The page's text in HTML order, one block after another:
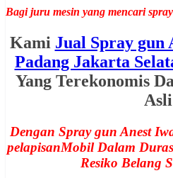
Bagi juru mesin yang mencari
Kami Jual Spray gun
Padang Jakarta
Yang Terekonomis
Asli
Dengan Spray gun Anest
pelapisanMobil Dalam
Resiko Belang